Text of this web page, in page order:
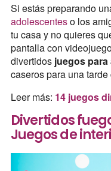
Si estás preparando
adolescenteso los
tu casa y no quieres
pantalla con
divertidos juegos
caseros para una tarde
Leer más: 14 juegos
Divertidos
Juegos de